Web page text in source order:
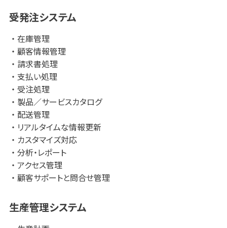
受発注システム
在庫管理
顧客情報管理
請求書処理
支払い処理
受注処理
製品／サービスカタログ
配送管理
リアルタイムな情報更新
カスタマイズ対応
分析・レポート
アクセス管理
顧客サポートと問合せ管理
生産管理システム